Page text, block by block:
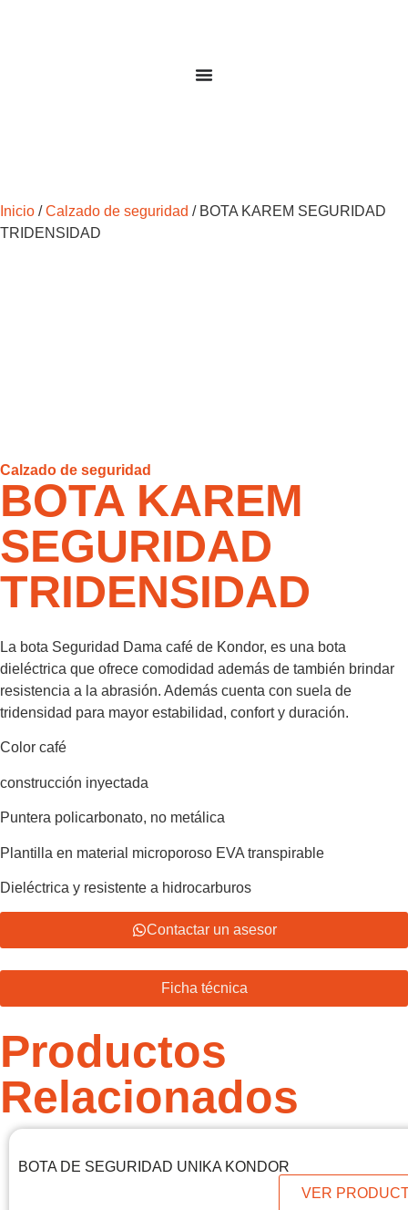
Inicio /Calzado de seguridad / BOTA KAREM SEGURIDAD
TRIDENSIDAD
Calzado de seguridad
BOTA KAREM
SEGURIDAD
TRIDENSIDAD
La bota Seguridad Dama café de Kondor, es una bota
dieléctrica que ofrece comodidad además de también brindar
resistencia a la abrasión. Además cuenta con suela de
tridensidad para mayor estabilidad, confort y duración.
Color café
construcción inyectada
Puntera policarbonato, no metálica
Plantilla en material microporoso EVA transpirable
Dieléctrica y resistente a hidrocarburos
Contactar un asesor
Ficha técnica
Productos
Relacionados
BOTA DE SEGURIDAD UNIKA KONDOR
VER